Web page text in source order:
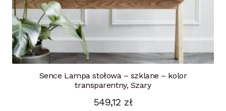
Sence Lampa stołowa – szklane – kolor
transparentny, Szary
549,12 zł